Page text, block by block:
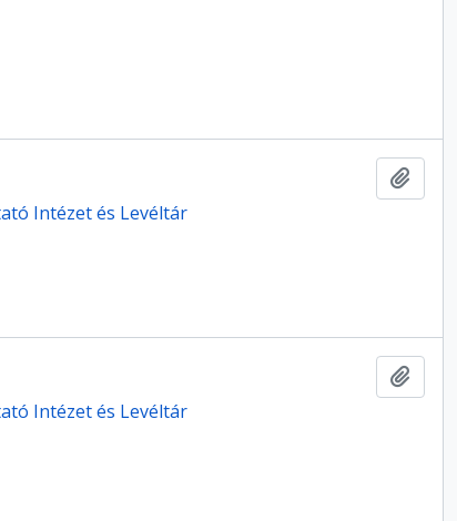
Intézet és Levéltár
Intézet és Levéltár